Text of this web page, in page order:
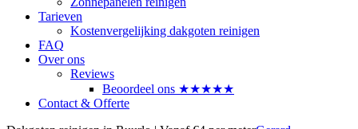
Tarieven
Kostenvergelijking dakgoten reinigen
FAQ
Over ons
Reviews
Beoordeel ons ★★★★★
Contact & Offerte